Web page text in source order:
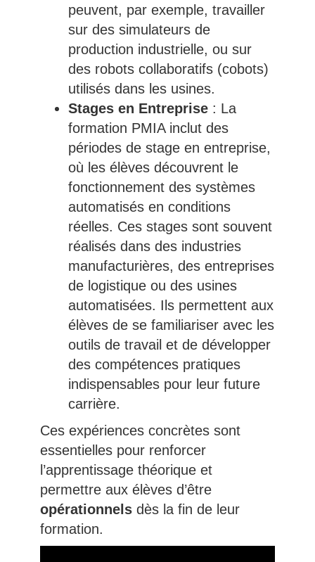
peuvent, par exemple, travailler
sur des simulateurs de
production industrielle, ou sur
des robots collaboratifs (cobots)
utilisés dans les usines.
Stages en Entreprise: La
formation PMIA inclut des
périodes de stage en entreprise,
où les élèves découvrent le
fonctionnement des systèmes
automatisés en conditions
réelles. Ces stages sont souvent
réalisés dans des industries
manufacturières, des entreprises
de logistique ou des usines
automatisées. Ils permettent aux
élèves de se familiariser avec les
outils de travail et de développer
des compétences pratiques
indispensables pour leur future
carrière.
Ces expériences concrètes sont
essentielles pour renforcer
l’apprentissage théorique et
permettre aux élèves d’être
opérationnelsdès la fin de leur
formation.